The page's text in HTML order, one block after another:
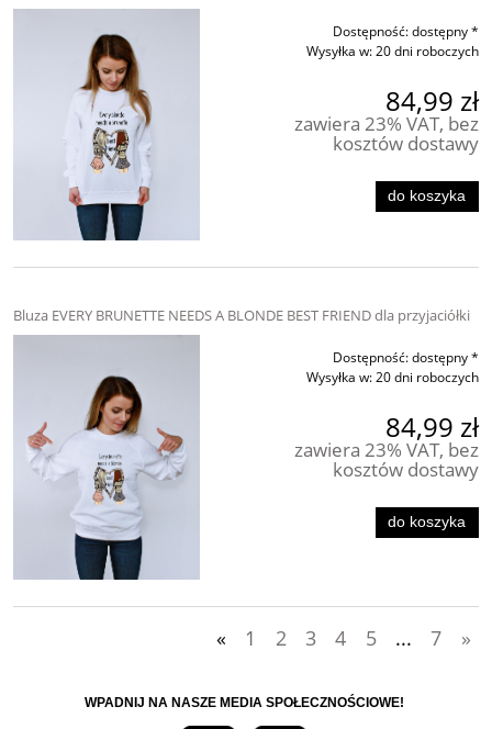
Dostępność:dostępny *
Wysyłka w:20 dni roboczych
84,99 zł
zawiera 23% VAT, bez
kosztów dostawy
do koszyka
Bluza EVERY BRUNETTE NEEDS A BLONDE BEST FRIEND dla przyjaciółki
Dostępność:dostępny *
Wysyłka w:20 dni roboczych
84,99 zł
zawiera 23% VAT, bez
kosztów dostawy
do koszyka
« 1 2 3 4 5 ... 7 »
WPADNIJ NA NASZE MEDIA SPOŁECZNOŚCIOWE!